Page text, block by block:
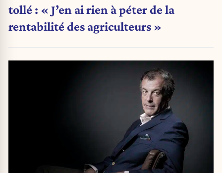
tollé : « J’en ai rien à péter de la
rentabilité des agriculteurs »